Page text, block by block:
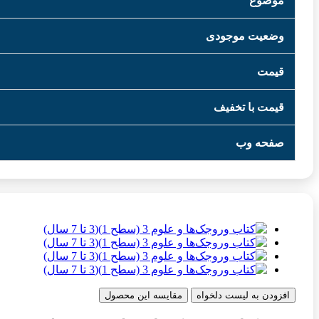
وضعیت موجودی
قیمت
قیمت با تخفیف
صفحه وب
افزودن به لیست دلخواه مقایسه این محصول